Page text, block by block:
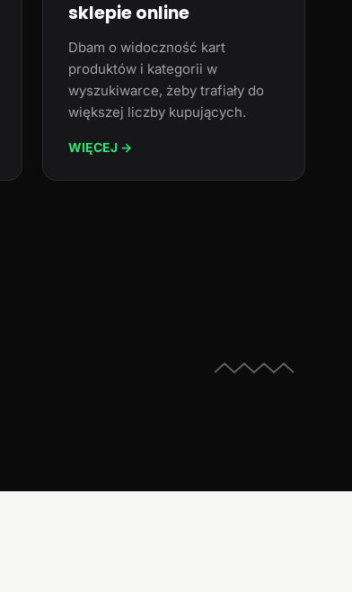
sklepie online
Dbam o widoczność kart
produktów i kategorii w
wyszukiwarce, żeby trafiały do
większej liczby kupujących.
WIĘCEJ →